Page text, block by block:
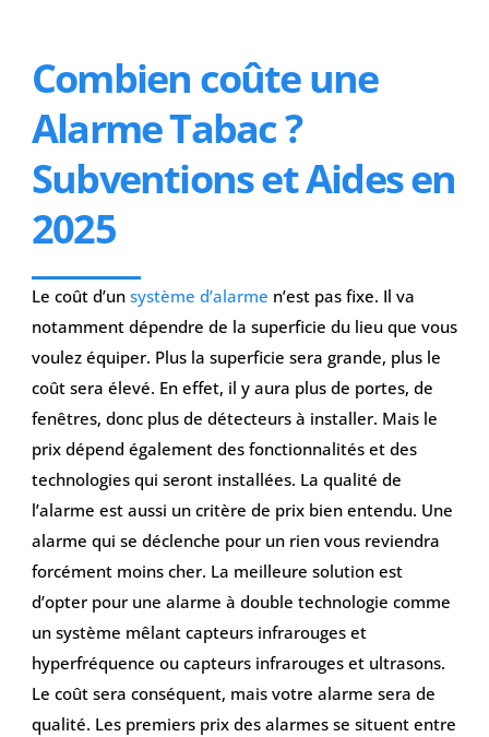
Combien coûte une
Alarme Tabac ?
Subventions et Aides en
2025
Le coût d’un système d’alarme n’est pas fixe. Il va
notamment dépendre de la superficie du lieu que vous
voulez équiper. Plus la superficie sera grande, plus le
coût sera élevé. En effet, il y aura plus de portes, de
fenêtres, donc plus de détecteurs à installer. Mais le
prix dépend également des fonctionnalités et des
technologies qui seront installées. La qualité de
l’alarme est aussi un critère de prix bien entendu. Une
alarme qui se déclenche pour un rien vous reviendra
forcément moins cher. La meilleure solution est
d’opter pour une alarme à double technologie comme
un système mêlant capteurs infrarouges et
hyperfréquence ou capteurs infrarouges et ultrasons.
Le coût sera conséquent, mais votre alarme sera de
qualité. Les premiers prix des alarmes se situent entre